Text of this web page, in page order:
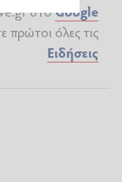
στοGoogle
πρώτοι όλες τις
Ειδήσεις